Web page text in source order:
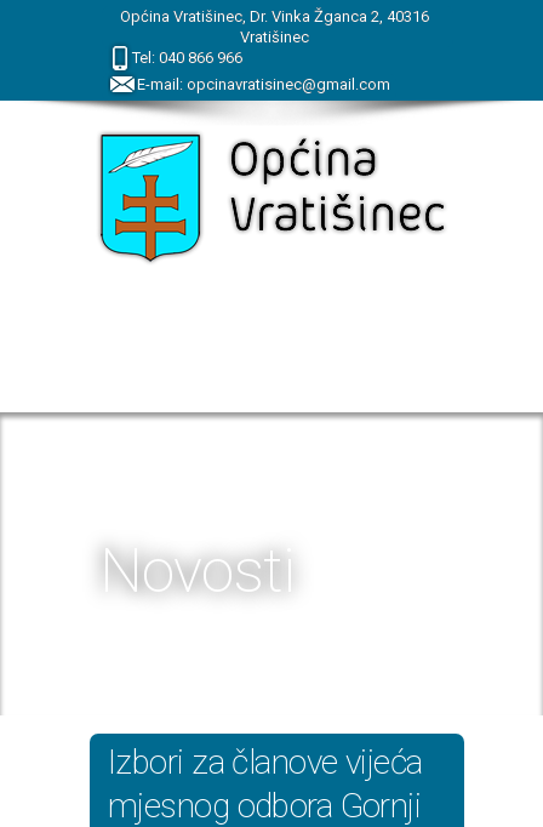
Općina Vratišinec, Dr. Vinka Žganca 2, 40316
Vratišinec
Tel: 040 866 966
E-mail: opcinavratisinec@gmail.com
Novosti
Izbori za članove vijeća
mjesnog odbora Gornji